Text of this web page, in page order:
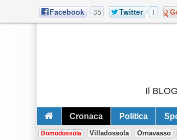
Facebook 35 Twitter 1
Il
Cronaca Politica
Domodossola Villadossola Ornavasso